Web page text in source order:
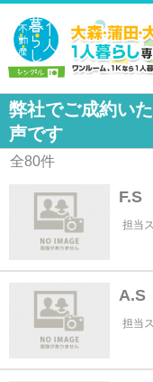
弊社でご成約い
声です
全80件
F.S
担当
A.S
担当